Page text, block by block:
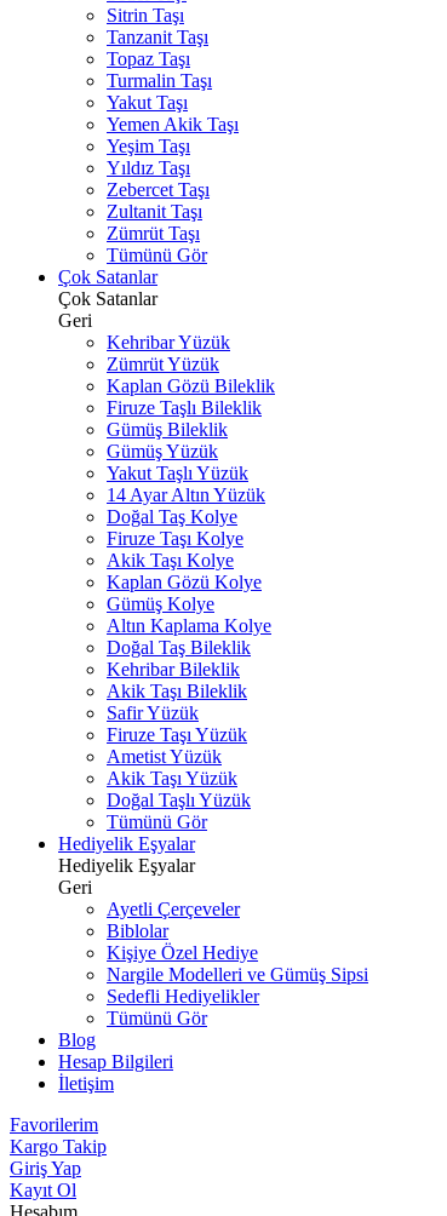
Sitrin Taşı
Tanzanit Taşı
Topaz Taşı
Turmalin Taşı
Yakut Taşı
Yemen Akik Taşı
Yeşim Taşı
Yıldız Taşı
Zebercet Taşı
Zultanit Taşı
Zümrüt Taşı
Tümünü Gör
Çok Satanlar
Çok Satanlar
Geri
Kehribar Yüzük
Zümrüt Yüzük
Kaplan Gözü Bileklik
Firuze Taşlı Bileklik
Gümüş Bileklik
Gümüş Yüzük
Yakut Taşlı Yüzük
14 Ayar Altın Yüzük
Doğal Taş Kolye
Firuze Taşı Kolye
Akik Taşı Kolye
Kaplan Gözü Kolye
Gümüş Kolye
Altın Kaplama Kolye
Doğal Taş Bileklik
Kehribar Bileklik
Akik Taşı Bileklik
Safir Yüzük
Firuze Taşı Yüzük
Ametist Yüzük
Akik Taşı Yüzük
Doğal Taşlı Yüzük
Tümünü Gör
Hediyelik Eşyalar
Hediyelik Eşyalar
Geri
Ayetli Çerçeveler
Biblolar
Kişiye Özel Hediye
Nargile Modelleri ve Gümüş Sipsi
Sedefli Hediyelikler
Tümünü Gör
Blog
Hesap Bilgileri
İletişim
Favorilerim
Kargo Takip
Giriş Yap
Kayıt Ol
Hesabım